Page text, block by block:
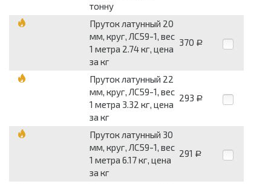
тонну
Пруток латунный 20
мм, круг, ЛС59-1, вес
1 метра 2.74 кг, цена
за кг
370 Р
Пруток латунный 22
мм, круг, ЛС59-1, вес
1 метра 3.32 кг, цена
за кг
293 Р
Пруток латунный 30
мм, круг, ЛС59-1, вес
1 метра 6.17 кг, цена
за кг
291 Р